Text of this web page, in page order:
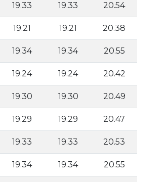
19.33 19.33 20.54
19.21 19.21 20.38
19.34 19.34 20.55
19.24 19.24 20.42
19.30 19.30 20.49
19.29 19.29 20.47
19.33 19.33 20.53
19.34 19.34 20.55